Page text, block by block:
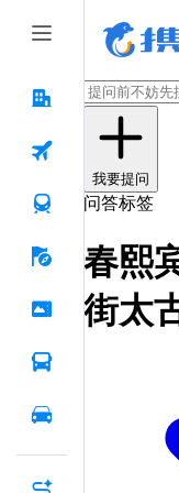
我要提问
问答标签
春熙
街太